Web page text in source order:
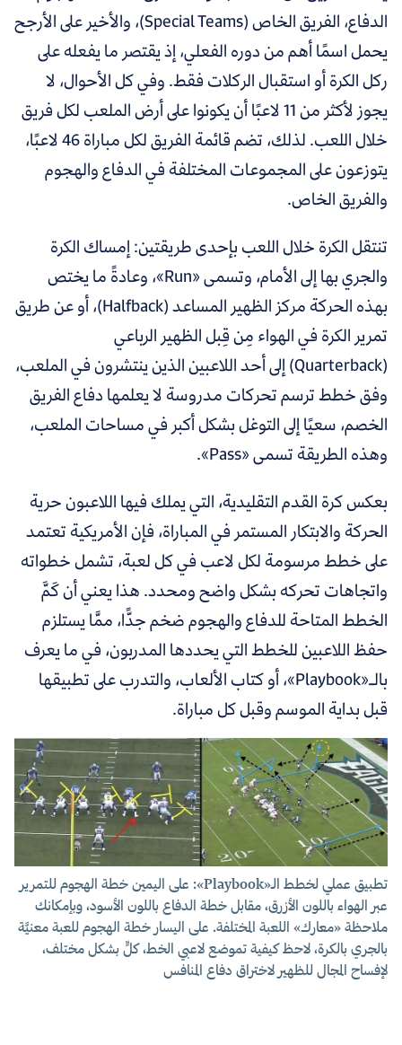
الدفاع، الفريق الخاص (Special Teams)، والأخير على الأرجح
يحمل اسمًا أهم من دوره الفعلي، إذ يقتصر ما يفعله على
ركل الكرة أو استقبال الركلات فقط. وفي كل الأحوال، لا
يجوز لأكثر من 11 لاعبًا أن يكونوا على أرض الملعب لكل فريق
خلال اللعب. لذلك، تضم قائمة الفريق لكل مباراة 46 لاعبًا،
يتوزعون على المجموعات المختلفة في الدفاع والهجوم
والفريق الخاص.
تنتقل الكرة خلال اللعب بإحدى طريقتين: إمساك الكرة
والجري بها إلى الأمام، وتسمى «Run»، وعادةً ما يختص
بهذه الحركة مركز الظهير المساعد (Halfback)، أو عن طريق
تمرير الكرة في الهواء مِن قِبل الظهير الرباعي
(Quarterback) إلى أحد اللاعبين الذين ينتشرون في الملعب،
وفق خطط ترسم تحركات مدروسة لا يعلمها دفاع الفريق
الخصم، سعيًا إلى التوغل بشكل أكبر في مساحات الملعب،
وهذه الطريقة تسمى «Pass».
بعكس كرة القدم التقليدية، التي يملك فيها اللاعبون حرية
الحركة والابتكار المستمر في المباراة، فإن الأمريكية تعتمد
على خطط مرسومة لكل لاعب في كل لعبة، تشمل خطواته
واتجاهات تحركه بشكل واضح ومحدد. هذا يعني أن كَمَّ
الخطط المتاحة للدفاع والهجوم ضخم جدًّا، ممَّا يستلزم
حفظ اللاعبين للخطط التي يحددها المدربون، في ما يعرف
بالـ«Playbook»، أو كتاب الألعاب، والتدرب على تطبيقها
قبل بداية الموسم وقبل كل مباراة.
تطبيق عملي لخطط الـ«Playbook»: على اليمين خطة الهجوم للتمرير
عبر الهواء باللون الأزرق، مقابل خطة الدفاع باللون الأسود، وبإمكانك
ملاحظة «معارك» اللعبة المختلفة. على اليسار خطة الهجوم للعبة معنيَّة
بالجري بالكرة، لاحظ كيفية تموضع لاعبي الخط، كلٍّ بشكل مختلف،
لإفساح المجال للظهير لاختراق دفاع المنافس